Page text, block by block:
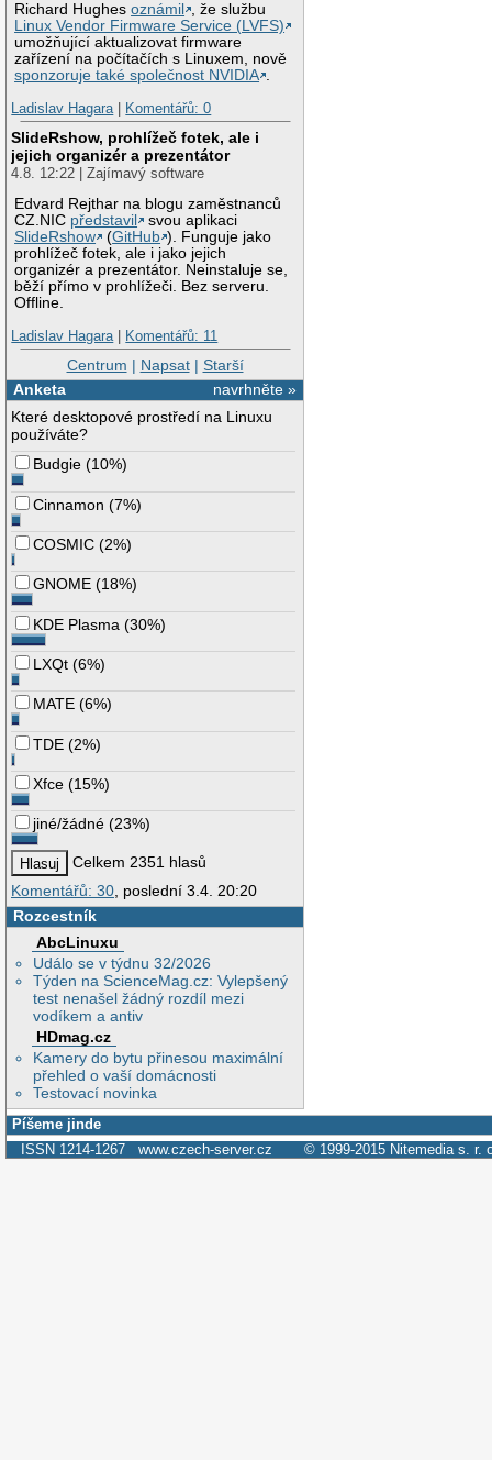
Richard Hughesoznámil
, že službu
Linux Vendor Firmware Service (LVFS)
umožňující aktualizovat firmware
zařízení na počítačích s Linuxem, nově
sponzoruje také společnost NVIDIA .
Ladislav Hagara| Komentářů: 0
SlideRshow, prohlížeč fotek, ale i
jejich organizér a prezentátor
4.8. 12:22 | Zajímavý software
Edvard Rejthar na blogu zaměstnanců
CZ.NIC představil
svou aplikaci
SlideRshow
(GitHub ). Funguje jako
prohlížeč fotek, ale i jako jejich
organizér a prezentátor. Neinstaluje se,
běží přímo v prohlížeči. Bez serveru.
Offline.
Ladislav Hagara| Komentářů: 11
Centrum | Napsat| Starší
navrhněte »
Anketa
Které desktopové prostředí na Linuxu
používáte?
Budgie (10%)
Cinnamon (7%)
COSMIC (2%)
GNOME (18%)
KDE Plasma (30%)
LXQt (6%)
MATE (6%)
TDE (2%)
Xfce (15%)
jiné/žádné (23%)
Celkem 2351 hlasů
Komentářů: 30 , poslední 3.4. 20:20
Rozcestník
AbcLinuxu
Událo se v týdnu 32/2026
Týden na ScienceMag.cz: Vylepšený
test nenašel žádný rozdíl mezi
vodíkem a antiv
HDmag.cz
Kamery do bytu přinesou maximální
přehled o vaší domácnosti
Testovací novinka
Píšeme jinde
ISSN 1214-1267 www.czech-server.cz © 1999-2015 Nitemedia s. r.